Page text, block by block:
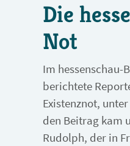
Die
Not
Im hessenschau-
berichtete
Existenznot,
den Beitrag kam
Rudolph, der in